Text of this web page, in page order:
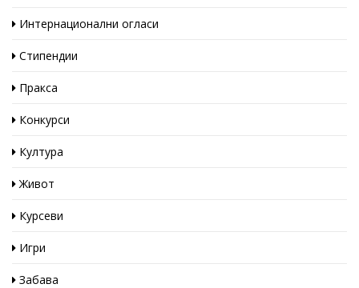
Интернационални огласи
Стипендии
Пракса
Конкурси
Култура
Живот
Курсеви
Игри
Забава